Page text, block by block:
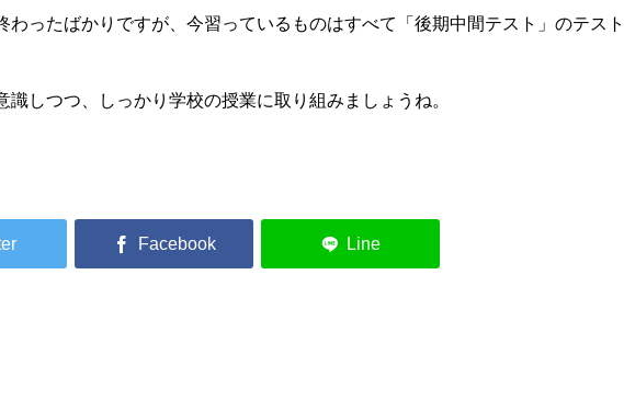
わったばかりですが、今習っているものはすべて「後期中間テスト」のテスト
識しつつ、しっかり学校の授業に取り組みましょうね。